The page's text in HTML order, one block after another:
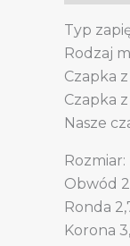
Typ
Rodzaj
Czapka
Czapka
Nasze
Rozmiar:
Obwód
Ronda
Korona